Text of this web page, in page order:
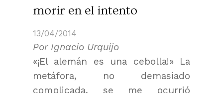
morir en el intento
13/04/2014
Por Ignacio Urquijo
«¡El alemán es una cebolla!» La
metáfora, no demasiado
complicada, se me ocurrió